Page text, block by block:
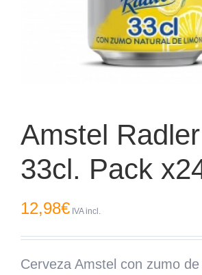
Amstel
33cl. Pack
12,98€ IVA incl.
Cerveza Amstel con zumo de